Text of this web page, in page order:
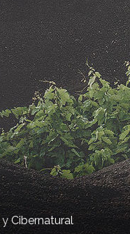
yCibernatural